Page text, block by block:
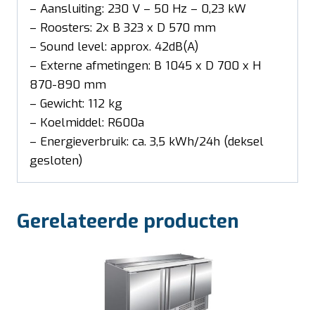
– Aansluiting: 230 V – 50 Hz – 0,23 kW
– Roosters: 2x B 323 x D 570 mm
– Sound level: approx. 42dB(A)
– Externe afmetingen: B 1045 x D 700 x H
870-890 mm
– Gewicht: 112 kg
– Koelmiddel: R600a
– Energieverbruik: ca. 3,5 kWh/24h (deksel
gesloten)
Gerelateerde producten